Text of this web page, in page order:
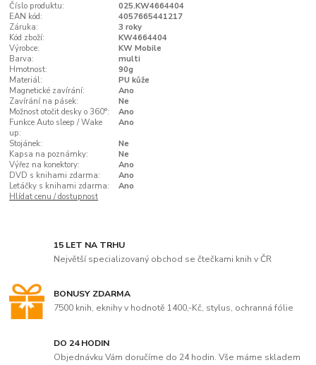
Číslo produktu:
025.KW4664404
EAN kód:
4057665441217
Záruka:
3 roky
Kód zboží:
KW4664404
Výrobce:
KW Mobile
Barva:
multi
Hmotnost:
90g
Materiál:
PU kůže
Magnetické zavírání:
Ano
Zavírání na pásek:
Ne
Možnost otočit desky o 360°:
Ano
Funkce Auto sleep / Wake
up:
Ano
Stojánek:
Ne
Kapsa na poznámky:
Ne
Výřez na konektory:
Ano
DVD s knihami zdarma:
Ano
Letáčky s knihami zdarma:
Ano
Hlídat cenu / dostupnost
15 LET NA TRHU
Největší specializovaný obchod se čtečkami knih v ČR
BONUSY ZDARMA
7500 knih, eknihy v hodnotě 1400,-Kč, stylus, ochranná fólie
DO 24 HODIN
Objednávku Vám doručíme do 24 hodin. Vše máme skladem